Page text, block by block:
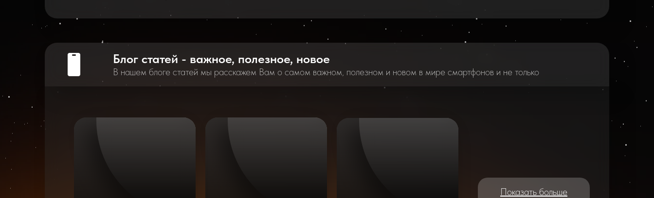
Блог статей - важное, полезное, новое
В нашем блоге статей мы расскажем Вам о самом важном, полезном и новом в мире смартфонов и не только
Показать больше